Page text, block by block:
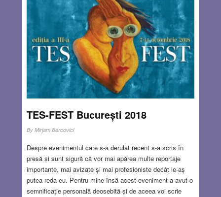
TES-FEST București 2018
By Mirjam Bercovici
Despre evenimentul care s-a derulat recent s-a scris în
presă și sunt sigură că vor mai apărea multe reportaje
importante, mai avizate și mai profesioniste decât le-aș
putea reda eu. Pentru mine însă acest eveniment a avut o
semnificație personală deosebită și de aceea voi scrie